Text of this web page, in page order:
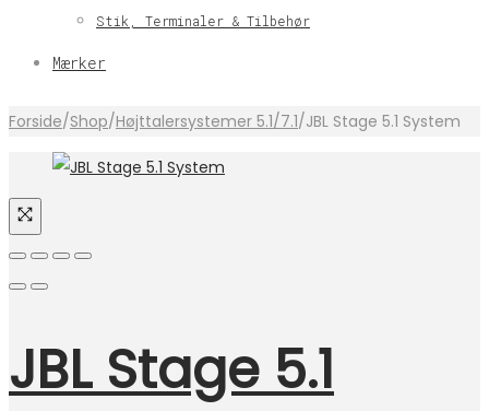
Stik, Terminaler & Tilbehør
Mærker
Forside/Shop/Højttalersystemer 5.1/7.1/JBL Stage 5.1 System
JBL Stage 5.1